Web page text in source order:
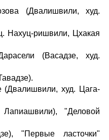
(Двалишвили, худ.
Нахуц-ришвили, Цхакая
(Васадзе, худ.
(Двалишвили, худ. Цага-
"Деловой
"Первые ласточки"